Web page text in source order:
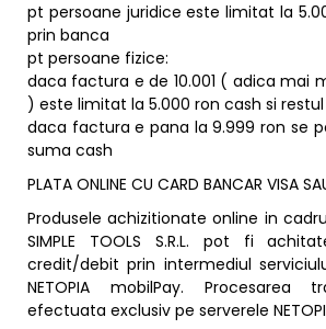
pt persoane juridice este limitat la
prin banca
pt persoane fizice:
daca factura e de 10.001 ( adica mai
) este limitat la 5.000 ron cash si
daca factura e pana la 9.999 ron se
suma cash
PLATA ONLINE CU CARD BANCAR VISA
Produsele achizitionate online in
SIMPLE TOOLS S.R.L. pot fi
credit/debit prin intermediul
NETOPIA mobilPay.
efectuata exclusiv pe serverele